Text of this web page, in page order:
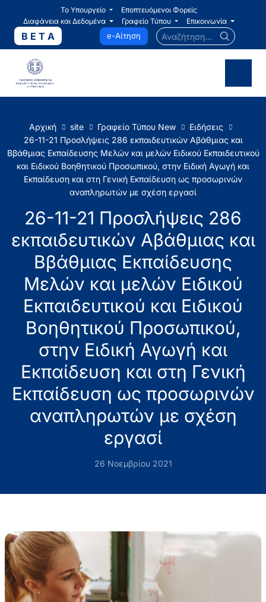
Το Υπουργείο
Εποπτευόμενοι Φορείς
Διαφάνεια και Δεδομένα
Γραφείο Τύπου Επικοινωνία
B E T A e-Αίτηση Αναζήτηση...
Αρχική site Γραφείο Τύπου New
Ειδήσεις
26-11-21 Προσλήψεις 286 εκπαιδευτικών Αβάθμιας και
Ββάθμιας Εκπαίδευσης Μελών και μελών Ειδικού Εκπαιδευτικού
και Ειδικού Βοηθητικού Προσωπικού, στην Ειδική Αγωγή και
Εκπαίδευση και στη Γενική Εκπαίδευση ως προσωρινών
αναπληρωτών με σχέση εργασί
26-11-21 Προσλήψεις 286
εκπαιδευτικών Αβάθμιας και
Ββάθμιας Εκπαίδευσης
Μελών και μελών Ειδικού
Εκπαιδευτικού και Ειδικού
Βοηθητικού Προσωπικού,
στην Ειδική Αγωγή και
Εκπαίδευση και στη Γενική
Εκπαίδευση ως προσωρινών
αναπληρωτών με σχέση
εργασί
26 Νοεμβρίου 2021